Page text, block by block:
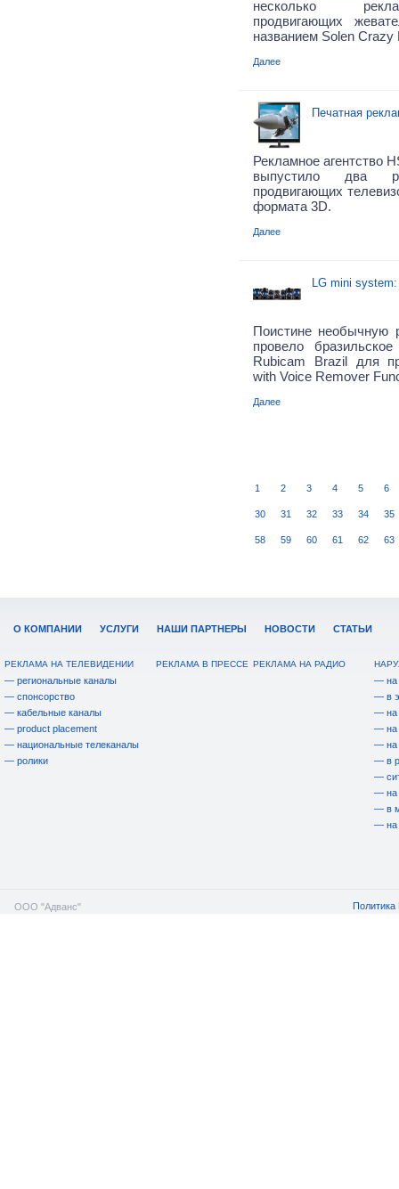
несколько
продвигающих
названием Solen Crazy
Далее
Печатная
Рекламное агентство
выпустило два
продвигающих
формата 3D.
Далее
LG mini
Поистине необычную
провело
Rubicam Brazil для
with Voice Remover
Далее
1 2 3 4 5 6
30 31 32 33 34 35
58 59 60 61 62 63
О КОМПАНИИ УСЛУГИ НАШИ ПАРТНЕРЫ НОВОСТИ СТАТЬИ
РЕКЛАМА НА ТЕЛЕВИДЕНИИ
— региональные каналы
— спонсорство
— кабельные каналы
— product placement
— национальные телеканалы
— ролики
РЕКЛАМА В ПРЕССЕ РЕКЛАМА НА РАДИО
— на
— в
— на
— на
— на
— в
—
— на
— в
— на
ООО "Адванс" Политика